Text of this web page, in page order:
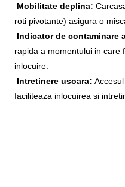
Mobilitate deplina:
roti pivotante) asigura o
Indicator de contaminare
rapida a momentului in care
inlocuire.
Intretinere usoara:
faciliteaza inlocuirea si